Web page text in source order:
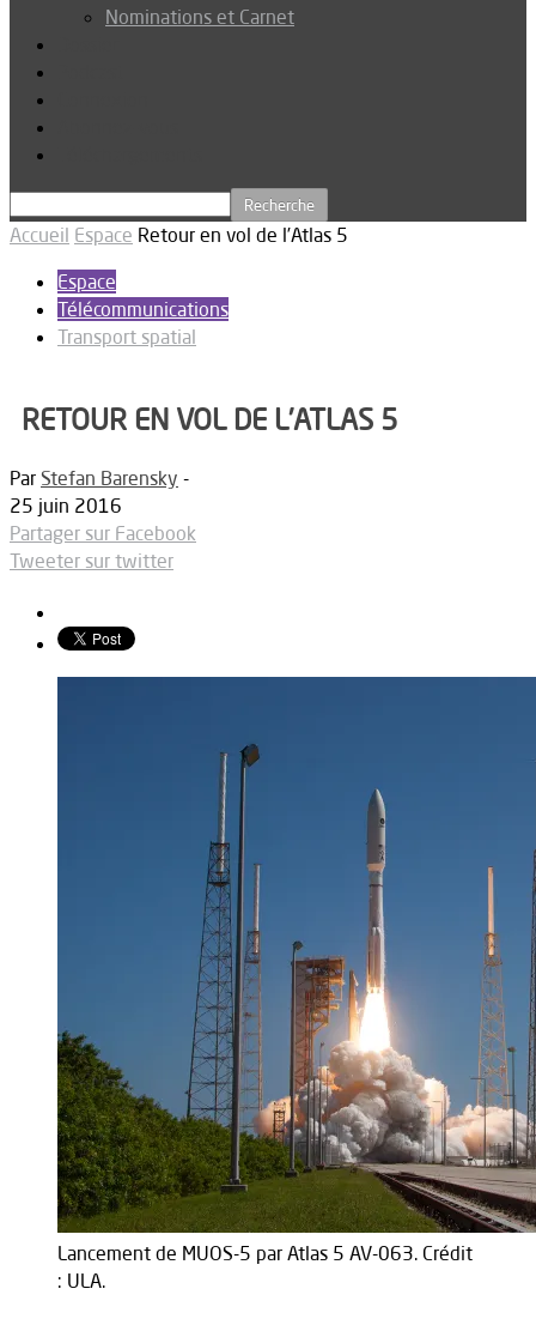
Nominations et Carnet
Accueil Espace Retour en vol de l’Atlas 5
Espace
Télécommunications
Transport spatial
RETOUR EN VOL DE L’ATLAS 5
Par Stefan Barensky -
25 juin 2016
Partager sur Facebook
Tweeter sur twitter
Lancement de MUOS-5 par Atlas 5 AV-063. Crédit
: ULA.